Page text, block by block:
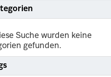
Suche wurden keine
gefunden.